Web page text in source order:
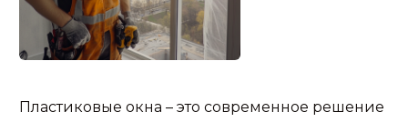
Пластиковые окна – это современное решение